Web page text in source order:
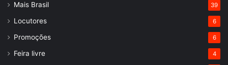
Mais Brasil 39
Locutores 6
Promoções 6
Feira livre 4